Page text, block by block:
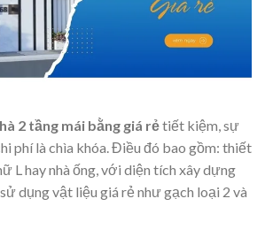
2 tầng mái bằng giá rẻtiết kiệm, sự
phí là chìa khóa. Điều đó bao gồm: thiết
L hay nhà ống, với diện tích xây dựng
dụng vật liệu giá rẻ như gạch loại 2 và